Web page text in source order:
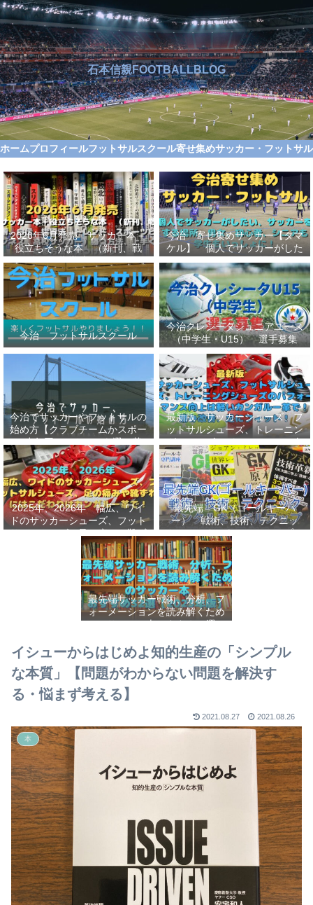
石本信親FOOTBALLBLOG
ホームプロフィールフットサルスクール寄せ集めサッカー・フット
2026年6月発売 サッカー本＋
役立ちそうな本 （新刊、戦
術、自伝、指導法、トレンド、
スポーツビジネス、高校サッカ
ー）勝つ方法、上手くなる方法
を見つけよう！
今治 寄せ集めサッカー【タマ
ケル】 個人でサッカーがした
い、サッカーをする場所、男
女、初心者、シニアも学生もい
っしょに！【タマケル】
今治 フットサルスクール
今治クレシータジュニアユース
（中学生・U15） 選手募集
今治でサッカーやフットサルの
始め方【クラブチームかスポー
ツ少年団かスクールを選ぶ基
準】小学生、幼児（年長・年
中）、サッカー
最新版 サッカーシューズ、フ
ットサルシューズ、トレーニン
グシューズのパフォーマンス向
上は軽いカンガルー革で！痛み
改善、足にフィット！
2025年、2026年 幅広、ワイ
ドのサッカーシューズ、フット
サルシューズ、足の痛みや靴ず
れにはこだわりはカンガルー革
で！
最先端 GK（ゴールキーパ
ー） 戦術、技術、テクニッ
ク、メンタルをレベルアップし
世界基準へ 練習メニューなど
選手、指導者おすすめ本 11
選
最先端サッカー戦術、分析、フ
ォーメーションを読み解くため
のサッカー本おすすめ32選
イシューからはじめよ知的生産の「シンプル
な本質」【問題がわからない問題を解決す
る・悩まず考える】
2021.08.27 2021.08.26
本